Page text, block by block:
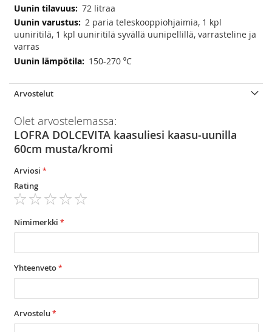
72 litraa
2 paria teleskooppiohjaimia, 1 kpl
uuniritilä, 1 kpl uuniritilä syvällä uunipellillä, varrasteline ja
varras
150-270 ⁰C
Arvostelut
Olet arvostelemassa:
LOFRA DOLCEVITA kaasuliesi kaasu-uunilla
60cm musta/kromi
Arviosi
Rating
star
stars
stars
stars
stars
Nimimerkki
Yhteenveto
Arvostelu